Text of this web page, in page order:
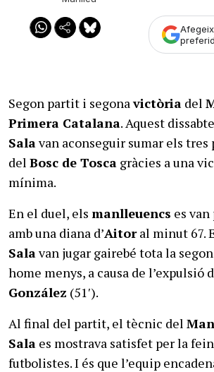
Segon partit i segonavictòria del
Primera Catalana. Aquest
Sala van aconseguir sumar els tres
del Bosc de Tosca gràcies a una
mínima.
En el duel, els manlleuencs es
amb una diana d’Aitoral minut 67.
Sala van jugar gairebé tota la
home menys, a causa de l’expulsió
González (51′).
Al final del partit, el tècnic del
Sala es mostrava satisfet per la
futbolistes. I és que l’equip